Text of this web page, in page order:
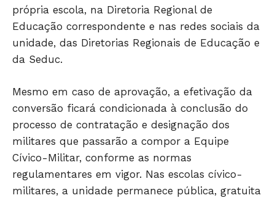
JUNTE-SE NO WHATSAPP
HOME
própria escola, na Diretoria Regional de
Educação correspondente e nas redes sociais da
unidade, das Diretorias Regionais de Educação e
da Seduc.
Mesmo em caso de aprovação, a efetivação da
conversão ficará condicionada à conclusão do
processo de contratação e designação dos
militares que passarão a compor a Equipe
Cívico-Militar, conforme as normas
regulamentares em vigor. Nas escolas cívico-
militares, a unidade permanece pública, gratuita